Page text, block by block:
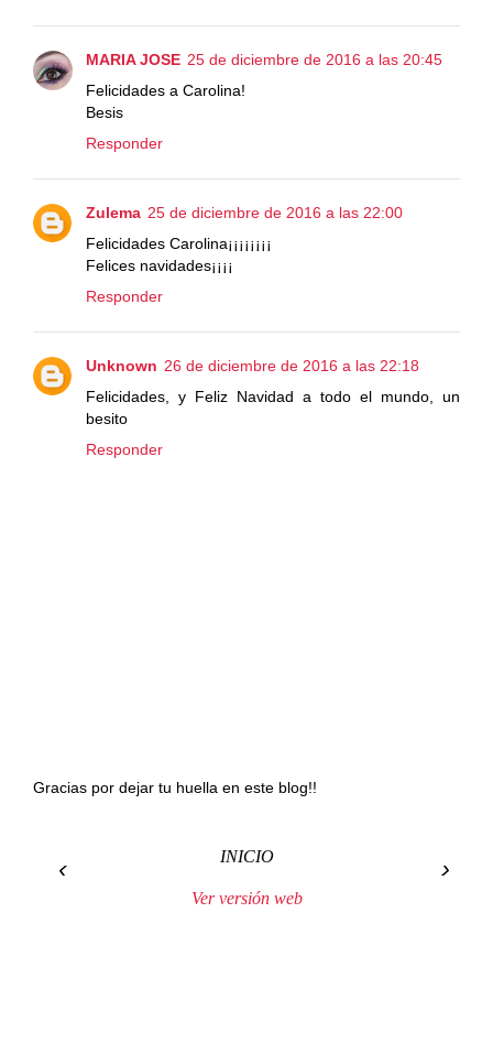
MARIA JOSE 25 de diciembre de 2016 a las 20:45
Felicidades a Carolina!
Besis
Responder
Zulema 25 de diciembre de 2016 a las 22:00
Felicidades Carolina¡¡¡¡¡¡¡¡
Felices navidades¡¡¡¡
Responder
Unknown 26 de diciembre de 2016 a las 22:18
Felicidades, y Feliz Navidad a todo el mundo, un
besito
Responder
Gracias por dejar tu huella en este blog!!
‹ ›
INICIO
Ver versión web